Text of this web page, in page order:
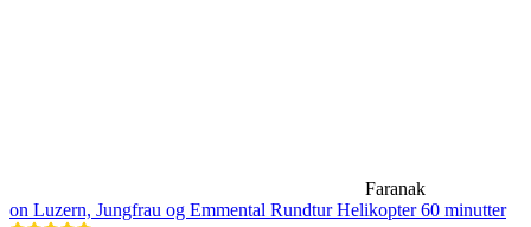
Faranak
on Luzern, Jungfrau og Emmental Rundtur Helikopter 60 minutter